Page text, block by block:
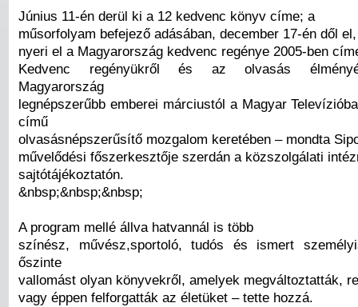
Június 11-én derül ki a 12 kedvenc könyv címe; a
műsorfolyam befejező adásában, december 17-én dől
nyeri el a Magyarország kedvenc regénye 2005-ben
Kedvenc regényükről és az olvasás
Magyarország
legnépszerűbb emberei márciustól a Magyar
című
olvasásnépszerűsítő mozgalom keretében – mondta
művelődési főszerkesztője szerdán a közszolgálati
sajtótájékoztatón.
&nbsp;&nbsp;&nbsp;
A program mellé állva hatvannál is több
színész, művész,sportoló, tudós és ismert
őszinte
vallomást olyan könyvekről, amelyek megváltoztatták,
vagy éppen felforgatták az életüket – tette hozzá.